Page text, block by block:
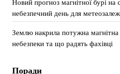
Новий прогноз магнітної бурі на
небезпечний день для
Землю накрила потужна магнітна
небезпеки та що радять фахівці
Поради